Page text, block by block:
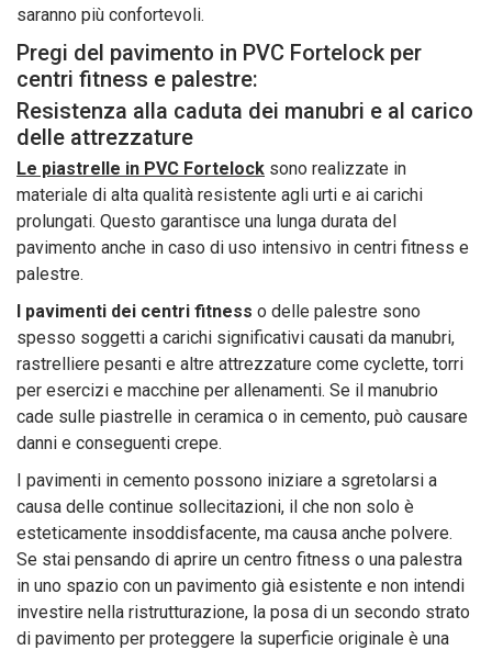
saranno più confortevoli.
Pregi del pavimento in PVC Fortelock per
centri fitness e palestre:
Resistenza alla caduta dei manubri e al carico
delle attrezzature
Le piastrelle in PVC Fortelock sono realizzate in
materiale di alta qualità resistente agli urti e ai carichi
prolungati. Questo garantisce una lunga durata del
pavimento anche in caso di uso intensivo in centri fitness e
palestre.
I pavimenti dei centri fitness o delle palestre sono
spesso soggetti a carichi significativi causati da manubri,
rastrelliere pesanti e altre attrezzature come cyclette, torri
per esercizi e macchine per allenamenti. Se il manubrio
cade sulle piastrelle in ceramica o in cemento, può causare
danni e conseguenti crepe.
I pavimenti in cemento possono iniziare a sgretolarsi a
causa delle continue sollecitazioni, il che non solo è
esteticamente insoddisfacente, ma causa anche polvere.
Se stai pensando di aprire un centro fitness o una palestra
in uno spazio con un pavimento già esistente e non intendi
investire nella ristrutturazione, la posa di un secondo strato
di pavimento per proteggere la superficie originale è una